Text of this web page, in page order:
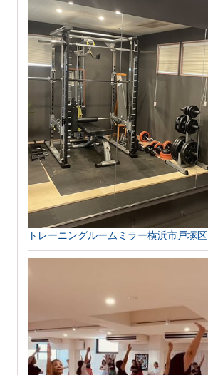
トレーニングルームミラー横浜市戸塚区